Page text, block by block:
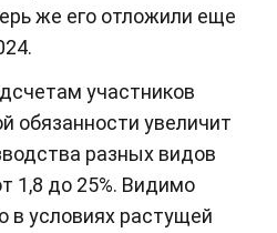
же его отложили еще
участников
обязанности увеличит
разных видов
1,8 до 25%. Видимо
в условиях растущей